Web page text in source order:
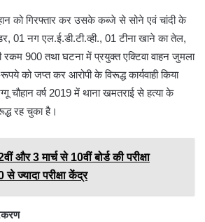
को गिरफ्तार कर उसके कब्जे से सोने एवं चांदी के
01 नग एल.ई.डी.टी.व्ही., 01 टीना खाने का तेल,
रकम 900 तथा घटना में प्रयुक्त एक्टिवा वाहन जुमला
को जप्त कर आरोपी के विरूद्ध कार्यवाही किया
चौहान वर्ष 2019 में थाना खमतराई से हत्या के
रह चुका है।
और 3 मार्च से 10वीं बोर्ड की परीक्षा
ज्यादा परीक्षा केंद्र